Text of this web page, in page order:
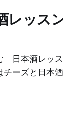
レッス
日本酒レッ
ーズと日本酒